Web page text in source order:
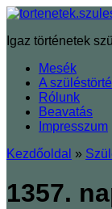
Igaz történetek
Mesék
A
Rólunk
Beavatás
Impresszum
Kezdőoldal »
1357.